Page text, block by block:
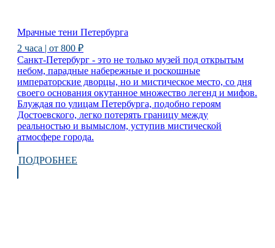
Мрачные тени Петербурга
2 часа | от 800 ₽
Санкт-Петербург - это не только музей под открытым
небом, парадные набережные и роскошные
императорские дворцы, но и мистическое место, со дня
своего основания окутанное множество легенд и мифов.
Блуждая по улицам Петербурга, подобно героям
Достоевского, легко потерять границу между
реальностью и вымыслом, уступив мистической
атмосфере города.
ПОДРОБНЕЕ